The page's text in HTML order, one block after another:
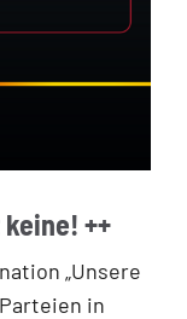
++
„Unsere
in